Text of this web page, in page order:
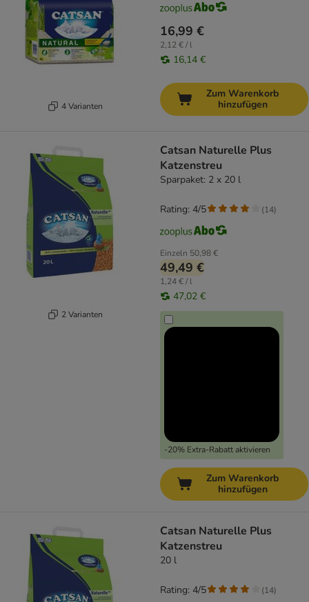
4 Varianten
16,99 €
2,12 € / l
16,14 €
Zum Warenkorb
hinzufügen
2 Varianten
Catsan Naturelle Plus
Katzenstreu
Sparpaket: 2 x 20 l
Einzeln 50,98 €
49,49 €
1,24 € / l
47,02 €
-20% Extra-Rabatt aktivieren
Rating: 4/5 (14)
Zum Warenkorb
hinzufügen
Catsan Naturelle Plus
Katzenstreu
20 l
Rating: 4/5 (14)